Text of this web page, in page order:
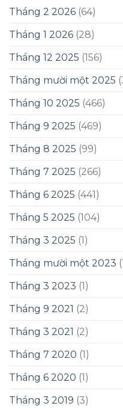
Tháng 2 2026 (64)
Tháng 1 2026 (28)
Tháng 12 2025 (156)
Tháng mười một 2025
Tháng 10 2025 (466)
Tháng 9 2025 (469)
Tháng 8 2025 (99)
Tháng 7 2025 (266)
Tháng 6 2025 (441)
Tháng 5 2025 (104)
Tháng 3 2025 (1)
Tháng mười một 2023
Tháng 3 2023 (1)
Tháng 9 2021 (2)
Tháng 3 2021 (2)
Tháng 7 2020 (1)
Tháng 6 2020 (1)
Tháng 3 2019 (3)